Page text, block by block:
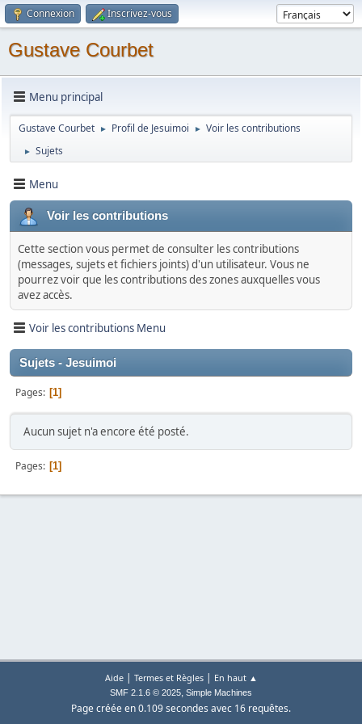
Connexion Inscrivez-vous
Gustave Courbet
Menu principal
Gustave Courbet ► Profil de Jesuimoi ► Voir les contributions
► Sujets
Menu
Voir les contributions
Cette section vous permet de consulter les contributions
(messages, sujets et fichiers joints) d'un utilisateur. Vous ne
pourrez voir que les contributions des zones auxquelles vous
avez accès.
Voir les contributions Menu
Sujets - Jesuimoi
Pages 1
Aucun sujet n'a encore été posté.
Pages 1
Aide| Termes et Règles| En haut ▲
SMF 2.1.6 © 2025, Simple Machines
Page créée en 0.109 secondes avec 16 requêtes.